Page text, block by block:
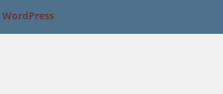
WordPress